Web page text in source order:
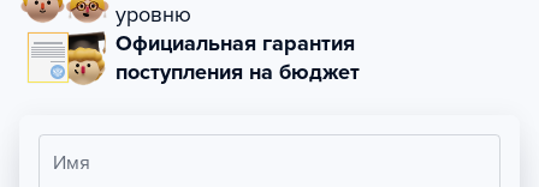
уровню
Официальная гарантия
поступления на бюджет
Имя